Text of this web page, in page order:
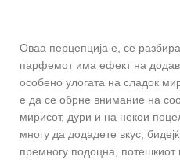
Оваа перцепција е, се
парфемот има ефект на
особено улогата на сладок
е да се обрне внимание на
мирисот, дури и на некои
многу да додадете вкус,
премногу подоцна,